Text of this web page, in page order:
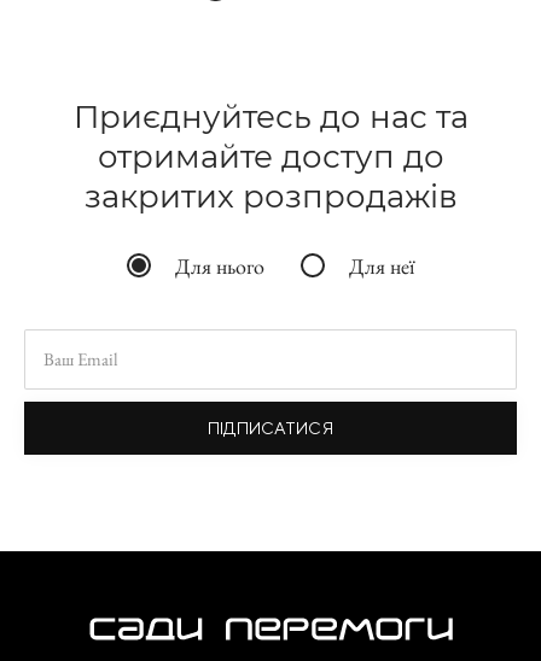
Приєднуйтесь до нас та
отримайте доступ до
закритих розпродажів
Для нього Для неї
ПІДПИСАТИСЯ